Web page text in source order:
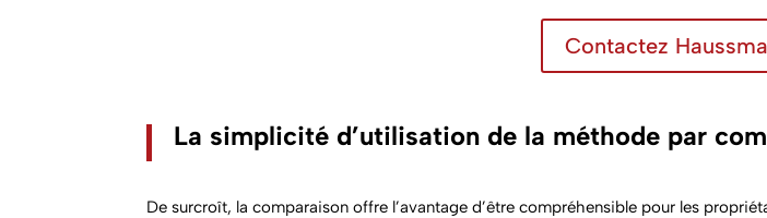
Contactez
La simplicité d’utilisation de la méthode par
De surcroît, la comparaison offre l’avantage d’être compréhensible pour les